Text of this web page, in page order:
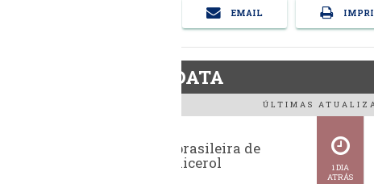
EMAIL
BiodieselDATA
ÚLTIMAS
Exportação brasileira de
glicerina e glicerol
1 DIA
ATRÁS